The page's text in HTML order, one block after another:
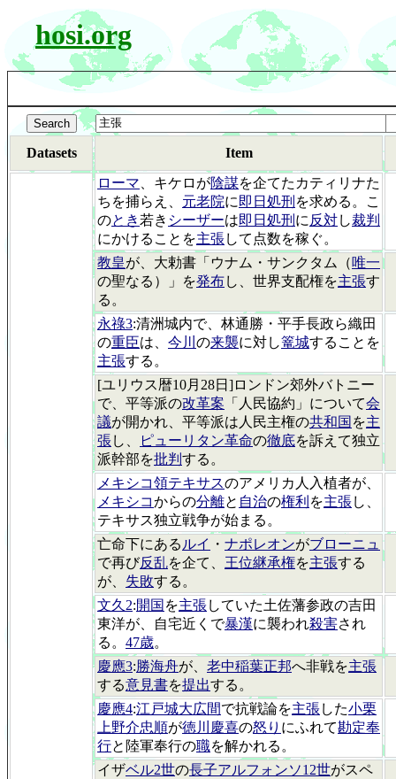
hosi.org
Datasets Item
ローマ 、キケロが陰謀を企てたカティリナた
ちを捕らえ、 元老院に 即日処刑 を求める。こ
のとき 若き シーザーは即日処刑 に 反対し裁判
にかけることを主張して点数を稼ぐ。
教皇が、大勅書「ウナム・サンクタム（唯一
の聖なる）」を発布し、世界支配権を主張す
る。
永祿3:清洲城内で、林通勝・平手長政ら織田
の重臣は、 今川 の来襲に対し篭城することを
主張する。
[ユリウス暦10月28日]ロンドン郊外バトニー
で、平等派の改革案 「人民協約」について会
議が開かれ、平等派は人民主権の共和国 を主
張し、 ピューリタン革命の徹底を訴えて独立
派幹部を批判 する。
メキシコ領テキサスのアメリカ人入植者が、
メキシコからの分離と 自治の権利 を主張し、
テキサス独立戦争が始まる。
亡命下にある ルイ ・ ナポレオンがブローニュ
で再び反乱を企て、 王位継承権を主張する
が、 失敗する。
文久2:開国 を主張していた土佐藩参政の吉田
東洋が、自宅近くで暴漢に襲われ殺害され
る。 47歳。
慶應3:勝海舟が、 老中稲葉正邦へ非戦を主張
する意見書を提出する。
慶應4:江戸城大広間で抗戦論を主張した小栗
上野介忠順が徳川慶喜の怒り にふれて勘定奉
行と陸軍奉行の職を解かれる。
イザベル2世の長子アルフォンソ12世がスペ